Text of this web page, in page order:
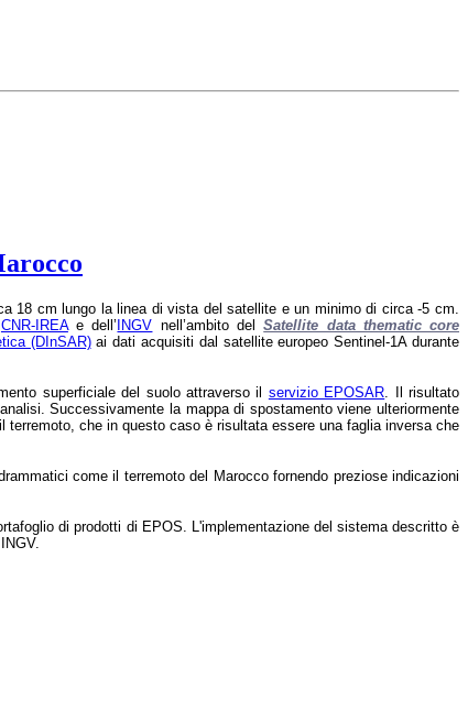
18 cm lungo la linea di vista del satellite e un minimo di circa -5 cm.
CNR-IREAe dell’ INGV nell’ambito delSatellite data thematic core
(DInSAR)ai dati acquisiti dal satellite europeo Sentinel-1A durante
superficiale del suolo attraverso il servizio EPOSAR . Il risultato
Successivamente la mappa di spostamento viene ulteriormente
che in questo caso è risultata essere una faglia inversa che
come il terremoto del Marocco fornendo preziose indicazioni
di prodotti di EPOS. L'implementazione del sistema descritto è